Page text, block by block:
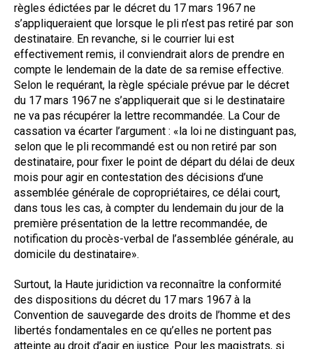
règles édictées par le décret du 17 mars 1967 ne
s’appliqueraient que lorsque le pli n’est pas retiré par son
destinataire. En revanche, si le courrier lui est
effectivement remis, il conviendrait alors de prendre en
compte le lendemain de la date de sa remise effective.
Selon le requérant, la règle spéciale prévue par le décret
du 17 mars 1967 ne s’appliquerait que si le destinataire
ne va pas récupérer la lettre recommandée. La Cour de
cassation va écarter l’argument : «la loi ne distinguant pas,
selon que le pli recommandé est ou non retiré par son
destinataire, pour fixer le point de départ du délai de deux
mois pour agir en contestation des décisions d’une
assemblée générale de copropriétaires, ce délai court,
dans tous les cas, à compter du lendemain du jour de la
première présentation de la lettre recommandée, de
notification du procès-verbal de l’assemblée générale, au
domicile du destinataire».
Surtout, la Haute juridiction va reconnaître la conformité
des dispositions du décret du 17 mars 1967 à la
Convention de sauvegarde des droits de l’homme et des
libertés fondamentales en ce qu’elles ne portent pas
atteinte au droit d’agir en justice. Pour les magistrats, si